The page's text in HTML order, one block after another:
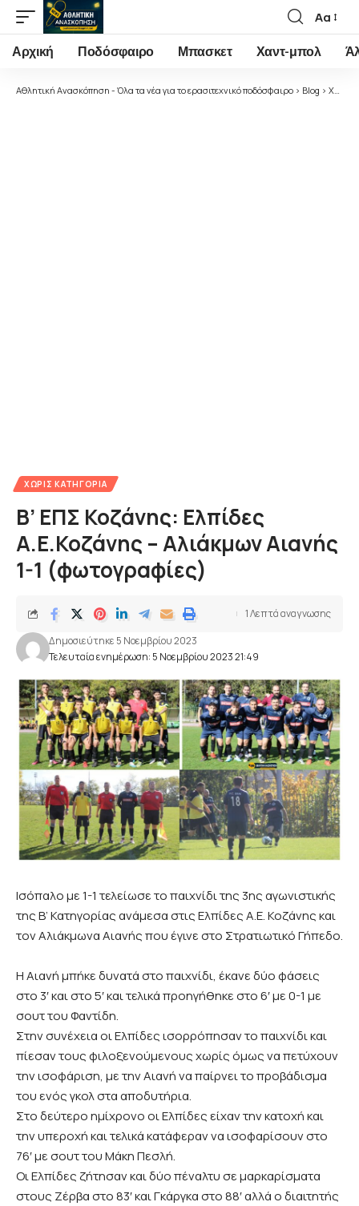
Font
Resizer
Αα
Αρχική Ποδόσφαιρο Μπασκετ Χαντ-μπολ
Αθλητική Ανασκόπηση - Όλα τα νέα για το ερασιτεχνικό ποδόσφαιρο > Blog > Χωρίς κατηγορία
ΧΩΡΊΣ ΚΑΤΗΓΟΡΊΑ
Β’ ΕΠΣ Κοζάνης: Ελπίδες
Α.Ε.Κοζάνης – Αλιάκμων Αιανής
1-1 (φωτογραφίες)
Τελευταία ενημέρωση: 5 Νοεμβρίου 2023 21:49
Δημοσιεύτηκε 5 Νοεμβρίου 2023
1 Λεπτά αναγνωσης
Ισόπαλο με 1-1 τελείωσε το παιχνίδι της 3ης αγωνιστικής
της Β’ Κατηγορίας ανάμεσα στις Ελπίδες Α.Ε. Κοζάνης και
τον Αλιάκμωνα Αιανής που έγινε στο Στρατιωτικό Γήπεδο.
Η Αιανή μπήκε δυνατά στο παιχνίδι, έκανε δύο φάσεις
στο 3′ και στο 5′ και τελικά προηγήθηκε στο 6′ με 0-1 με
σουτ του Φαντίδη.
Στην συνέχεια οι Ελπίδες ισορρόπησαν το παιχνίδι και
πίεσαν τους φιλοξενούμενους χωρίς όμως να πετύχουν
την ισοφάριση, με την Αιανή να παίρνει το προβάδισμα
του ενός γκολ στα αποδυτήρια.
Στο δεύτερο ημίχρονο οι Ελπίδες είχαν την κατοχή και
την υπεροχή και τελικά κατάφεραν να ισοφαρίσουν στο
76′ με σουτ του Μάκη Πεσλή.
Οι Ελπίδες ζήτησαν και δύο πέναλτυ σε μαρκαρίσματα
στους Ζέρβα στο 83′ και Γκάργκα στο 88′ αλλά ο διαιτητής